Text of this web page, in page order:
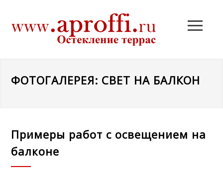
ФОТОГАЛЕРЕЯ: СВЕТ НА БАЛКОН
Примеры работ с освещением на
балконе